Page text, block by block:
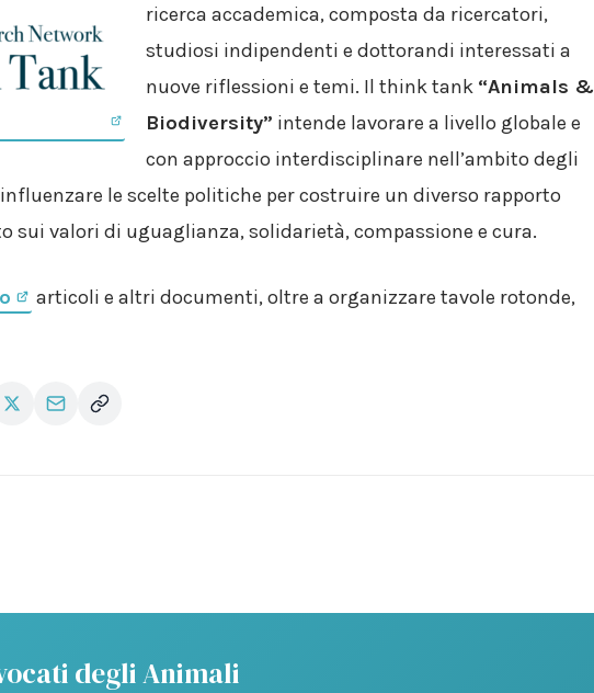
ricerca accademica, composta da ricercatori,
studiosi indipendenti e dottorandi interessati a
nuove riflessioni e temi. Il think tank “Animals &
Biodiversity” intende lavorare a livello globale e
con approccio interdisciplinare nell’ambito degli
le scelte politiche per costruire un diverso rapporto
sui valori di uguaglianza, solidarietà, compassione e cura.
articoli e altri documenti, oltre a organizzare tavole rotonde,
degli Animali